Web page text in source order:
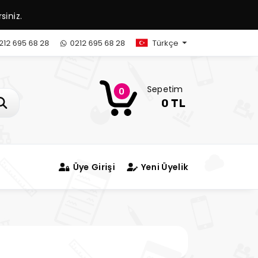
695 68 28 0212 695 68 28 Türkçe
0 Sepetim
0 TL
Üye Girişi Yeni Üyelik